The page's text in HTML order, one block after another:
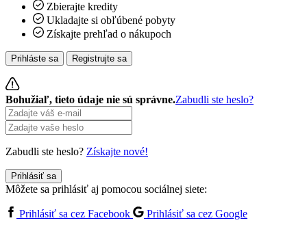
Zbierajte kredity
Ukladajte si obľúbené pobyty
Získajte prehľad o nákupoch
Prihláste sa Registrujte sa
Bohužiaľ, tieto údaje nie sú správne.Zabudli ste heslo?
Zabudli ste heslo? Získajte nové!
Prihlásiť sa
Môžete sa prihlásiť aj pomocou sociálnej siete:
Prihlásiť sa cez Facebook
Prihlásiť sa cez Google